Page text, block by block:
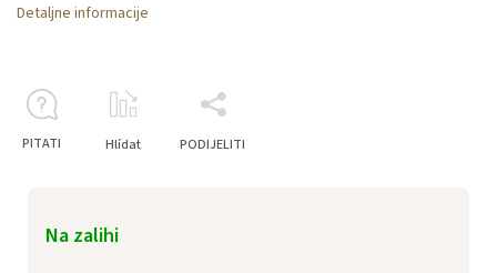
Na zalihi
Detaljne informacije
PITATI Hlídat PODIJELITI